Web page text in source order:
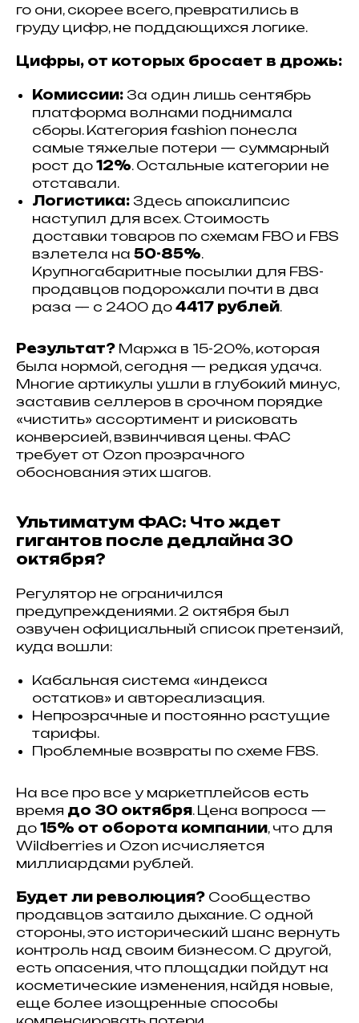
го они, скорее всего, превратились в
груду цифр, не поддающихся логике.
Цифры, от которых бросает в дрожь:
Комиссии: За один лишь сентябрь
платформа волнами поднимала
сборы. Категория fashion понесла
самые тяжелые потери — суммарный
рост до 12%. Остальные категории не
отставали.
Логистика: Здесь апокалипсис
наступил для всех. Стоимость
доставки товаров по схемам FBO и FBS
взлетела на 50-85%.
Крупногабаритные посылки для FBS-
продавцов подорожали почти в два
раза — с 2400 до 4417 рублей.
Результат? Маржа в 15-20%, которая
была нормой, сегодня — редкая удача.
Многие артикулы ушли в глубокий минус,
заставив селлеров в срочном порядке
«чистить» ассортимент и рисковать
конверсией, взвинчивая цены. ФАС
требует от Ozon прозрачного
обоснования этих шагов.
Ультиматум ФАС: Что ждет
гигантов после дедлайна 30
октября?
Регулятор не ограничился
предупреждениями. 2 октября был
озвучен официальный список претензий,
куда вошли:
Кабальная система «индекса
остатков» и автореализация.
Непрозрачные и постоянно растущие
тарифы.
Проблемные возвраты по схеме FBS.
На все про все у маркетплейсов есть
время до 30 октября. Цена вопроса —
до 15% от оборота компании, что для
Wildberries и Ozon исчисляется
миллиардами рублей.
Будет ли революция? Сообщество
продавцов затаило дыхание. С одной
стороны, это исторический шанс вернуть
контроль над своим бизнесом. С другой,
есть опасения, что площадки пойдут на
косметические изменения, найдя новые,
еще более изощренные способы